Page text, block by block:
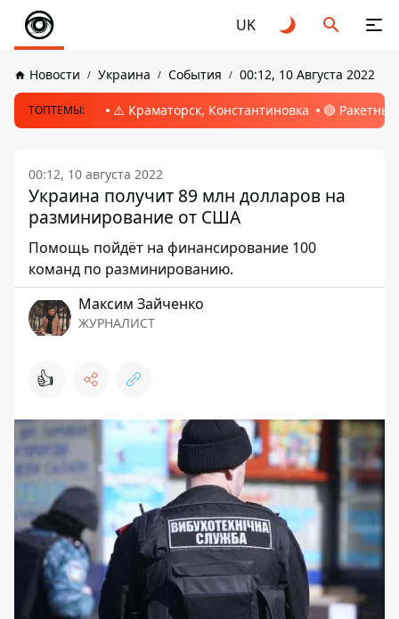
UK
Новости Украина События 00:12, 10 Августа 2022
ТОПТЕМЫ: ⚠️ Краматорск, Константиновка 🔴
00:12, 10 августа 2022
Украина получит 89 млн долларов на
разминирование от США
Помощь пойдёт на финансирование 100
команд по разминированию.
Максим Зайченко
ЖУРНАЛИСТ
👍